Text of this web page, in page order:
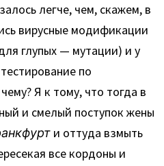
легче, чем, скажем, в
вирусные модификации
глупых — мутации) и у
по
Я к тому, что тогда в
и смелый поступок жены
и оттуда взмыть
все кордоны и